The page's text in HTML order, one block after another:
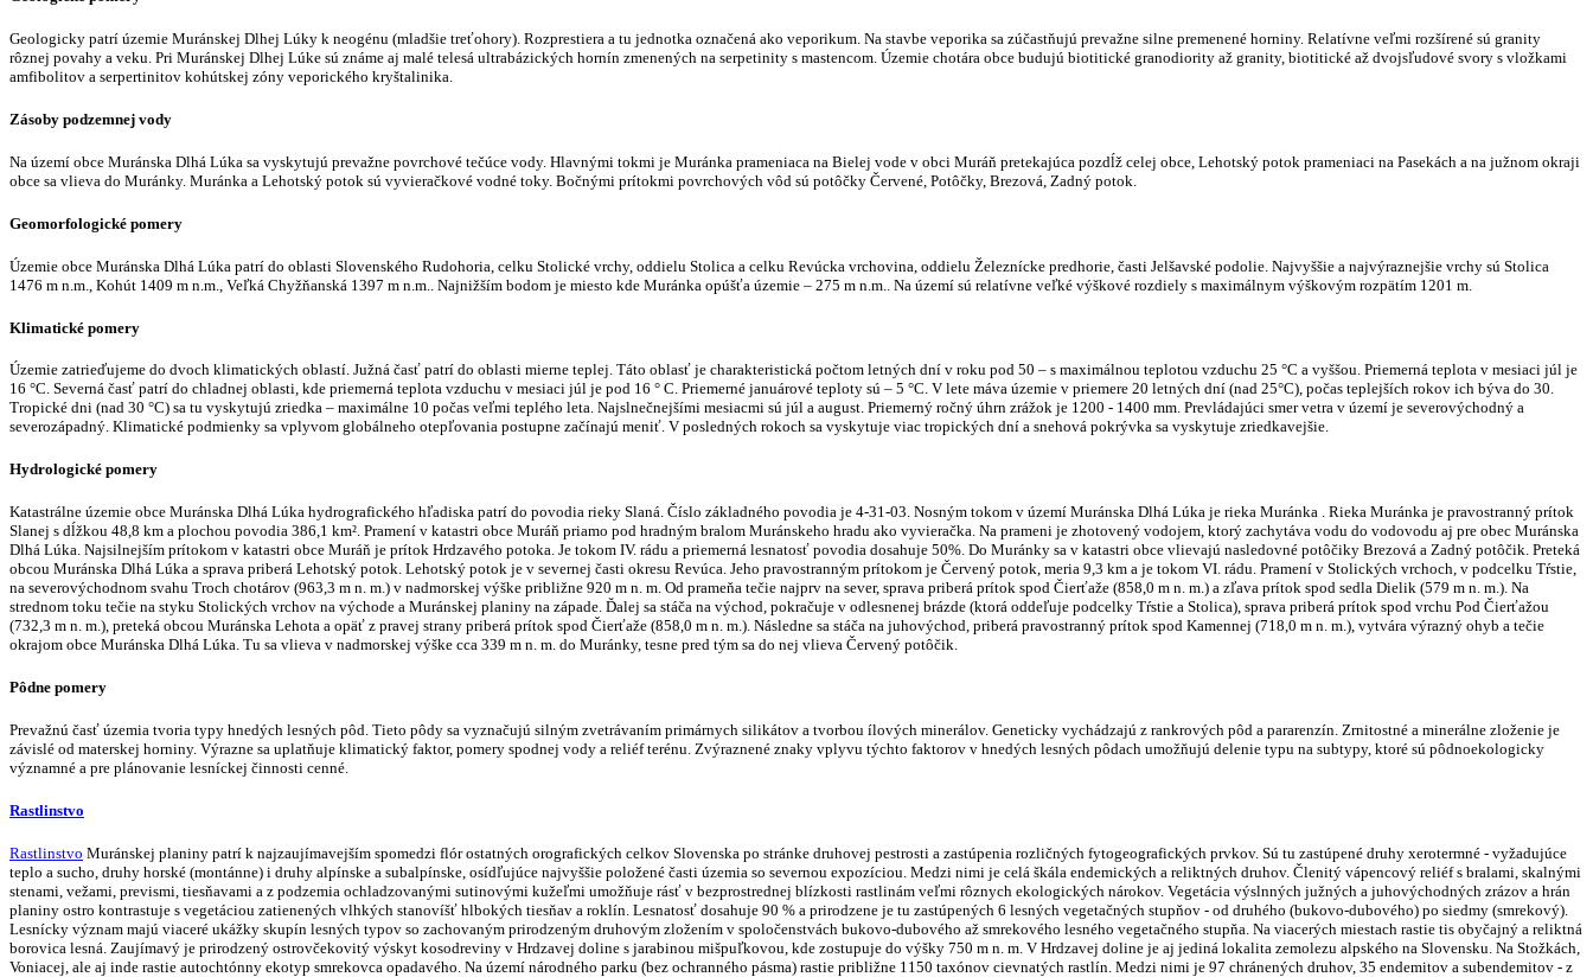
Geologicky patrí územie Muránskej Dlhej Lúky k neogénu (mladšie treťohory). Rozprestiera a tu jednotka označená ako veporikum. Na stavbe veporika sa zúčastňujú prevažne silne premenené horniny. Relatívne veľmi rozšírené sú granity
rôznej povahy a veku. Pri Muránskej Dlhej Lúke sú známe aj malé telesá ultrabázických hornín zmenených na serpetinity s mastencom. Územie chotára obce budujú biotitické granodiority až granity, biotitické až dvojsľudové svory s vložkami
amfibolitov a serpertinitov kohútskej zóny veporického kryštalinika.
Zásoby podzemnej vody
Na území obce Muránska Dlhá Lúka sa vyskytujú prevažne povrchové tečúce vody. Hlavnými tokmi je Muránka prameniaca na Bielej vode v obci Muráň pretekajúca pozdĺž celej obce, Lehotský potok prameniaci na Pasekách a na južnom okraji
obce sa vlieva do Muránky. Muránka a Lehotský potok sú vyvieračkové vodné toky. Bočnými prítokmi povrchových vôd sú potôčky Červené, Potôčky, Brezová, Zadný potok.
Geomorfologické pomery
Územie obce Muránska Dlhá Lúka patrí do oblasti Slovenského Rudohoria, celku Stolické vrchy, oddielu Stolica a celku Revúcka vrchovina, oddielu Železnícke predhorie, časti Jelšavské podolie. Najvyššie a najvýraznejšie vrchy sú Stolica
1476 m n.m., Kohút 1409 m n.m., Veľká Chyžňanská 1397 m n.m.. Najnižším bodom je miesto kde Muránka opúšťa územie – 275 m n.m.. Na území sú relatívne veľké výškové rozdiely s maximálnym výškovým rozpätím 1201 m.
Klimatické pomery
Územie zatrieďujeme do dvoch klimatických oblastí. Južná časť patrí do oblasti mierne teplej. Táto oblasť je charakteristická počtom letných dní v roku pod 50 – s maximálnou teplotou vzduchu 25 °C a vyššou. Priemerná teplota v mesiaci júl je
16 °C. Severná časť patrí do chladnej oblasti, kde priemerná teplota vzduchu v mesiaci júl je pod 16 ° C. Priemerné januárové teploty sú – 5 °C. V lete máva územie v priemere 20 letných dní (nad 25°C), počas teplejších rokov ich býva do 30.
Tropické dni (nad 30 °C) sa tu vyskytujú zriedka – maximálne 10 počas veľmi teplého leta. Najslnečnejšími mesiacmi sú júl a august. Priemerný ročný úhrn zrážok je 1200 - 1400 mm. Prevládajúci smer vetra v území je severovýchodný a
severozápadný. Klimatické podmienky sa vplyvom globálneho otepľovania postupne začínajú meniť. V posledných rokoch sa vyskytuje viac tropických dní a snehová pokrývka sa vyskytuje zriedkavejšie.
Hydrologické pomery
Katastrálne územie obce Muránska Dlhá Lúka hydrografického hľadiska patrí do povodia rieky Slaná. Číslo základného povodia je 4-31-03. Nosným tokom v území Muránska Dlhá Lúka je rieka Muránka . Rieka Muránka je pravostranný prítok
Slanej s dĺžkou 48,8 km a plochou povodia 386,1 km². Pramení v katastri obce Muráň priamo pod hradným bralom Muránskeho hradu ako vyvieračka. Na prameni je zhotovený vodojem, ktorý zachytáva vodu do vodovodu aj pre obec Muránska
Dlhá Lúka. Najsilnejším prítokom v katastri obce Muráň je prítok Hrdzavého potoka. Je tokom IV. rádu a priemerná lesnatosť povodia dosahuje 50%. Do Muránky sa v katastri obce vlievajú nasledovné potôčiky Brezová a Zadný potôčik. Preteká
obcou Muránska Dlhá Lúka a sprava priberá Lehotský potok. Lehotský potok je v severnej časti okresu Revúca. Jeho pravostranným prítokom je Červený potok, meria 9,3 km a je tokom VI. rádu. Pramení v Stolických vrchoch, v podcelku Tŕstie,
na severovýchodnom svahu Troch chotárov (963,3 m n. m.) v nadmorskej výške približne 920 m n. m. Od prameňa tečie najprv na sever, sprava priberá prítok spod Čierťaže (858,0 m n. m.) a zľava prítok spod sedla Dielik (579 m n. m.). Na
strednom toku tečie na styku Stolických vrchov na východe a Muránskej planiny na západe. Ďalej sa stáča na východ, pokračuje v odlesnenej brázde (ktorá oddeľuje podcelky Tŕstie a Stolica), sprava priberá prítok spod vrchu Pod Čierťažou
(732,3 m n. m.), preteká obcou Muránska Lehota a opäť z pravej strany priberá prítok spod Čierťaže (858,0 m n. m.). Následne sa stáča na juhovýchod, priberá pravostranný prítok spod Kamennej (718,0 m n. m.), vytvára výrazný ohyb a tečie
okrajom obce Muránska Dlhá Lúka. Tu sa vlieva v nadmorskej výške cca 339 m n. m. do Muránky, tesne pred tým sa do nej vlieva Červený potôčik.
Pôdne pomery
Prevažnú časť územia tvoria typy hnedých lesných pôd. Tieto pôdy sa vyznačujú silným zvetrávaním primárnych silikátov a tvorbou ílových minerálov. Geneticky vychádzajú z rankrových pôd a pararenzín. Zrnitostné a minerálne zloženie je
závislé od materskej horniny. Výrazne sa uplatňuje klimatický faktor, pomery spodnej vody a reliéf terénu. Zvýraznené znaky vplyvu týchto faktorov v hnedých lesných pôdach umožňujú delenie typu na subtypy, ktoré sú pôdnoekologicky
významné a pre plánovanie lesníckej činnosti cenné.
Rastlinstvo
Rastlinstvo Muránskej planiny patrí k najzaujímavejším spomedzi flór ostatných orografických celkov Slovenska po stránke druhovej pestrosti a zastúpenia rozličných fytogeografických prvkov. Sú tu zastúpené druhy xerotermné - vyžadujúce
teplo a sucho, druhy horské (montánne) i druhy alpínske a subalpínske, osídľujúce najvyššie položené časti územia so severnou expozíciou. Medzi nimi je celá škála endemických a reliktných druhov. Členitý vápencový reliéf s bralami, skalnými
stenami, vežami, prevismi, tiesňavami a z podzemia ochladzovanými sutinovými kužeľmi umožňuje rásť v bezprostrednej blízkosti rastlinám veľmi rôznych ekologických nárokov. Vegetácia výslnných južných a juhovýchodných zrázov a hrán
planiny ostro kontrastuje s vegetáciou zatienených vlhkých stanovíšť hlbokých tiesňav a roklín. Lesnatosť dosahuje 90 % a prirodzene je tu zastúpených 6 lesných vegetačných stupňov - od druhého (bukovo-dubového) po siedmy (smrekový).
Lesnícky význam majú viaceré ukážky skupín lesných typov so zachovaným prirodzeným druhovým zložením v spoločenstvách bukovo-dubového až smrekového lesného vegetačného stupňa. Na viacerých miestach rastie tis obyčajný a reliktná
borovica lesná. Zaujímavý je prirodzený ostrovčekovitý výskyt kosodreviny v Hrdzavej doline s jarabinou mišpuľkovou, kde zostupuje do výšky 750 m n. m. V Hrdzavej doline je aj jediná lokalita zemolezu alpského na Slovensku. Na Stožkách,
Voniacej, ale aj inde rastie autochtónny ekotyp smrekovca opadavého. Na území národného parku (bez ochranného pásma) rastie približne 1150 taxónov cievnatých rastlín. Medzi nimi je 97 chránených druhov, 35 endemitov a subendemitov - z